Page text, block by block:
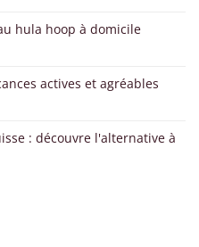
hula hoop à domicile
actives et agréables
: découvre l'alternative à